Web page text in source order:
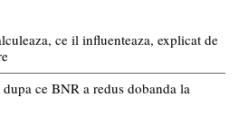
ce il influenteaza, explicat de
ce BNR a redus dobanda la